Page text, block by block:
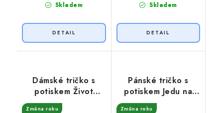
Skladem Skladem
Dámské tričko s
potiskem Život
začíná královna
Změna roku
Pánské tričko s
potiskem Jedu na
plný plyn
Změna roku